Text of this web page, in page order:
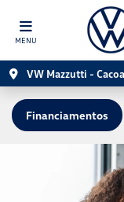
MENU
VW Mazzutti -
Financiamentos